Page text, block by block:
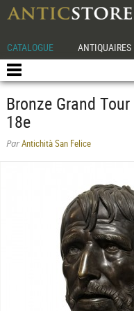
CATALOGUE ANTIQUAIRES
Bronze Grand
18e
ParAntichità San Felice